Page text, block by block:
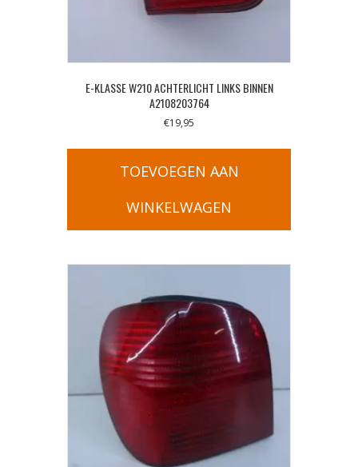
E-KLASSE W210 ACHTERLICHT LINKS BINNEN
A2108203764
€19,95
TOEVOEGEN AAN
WINKELWAGEN